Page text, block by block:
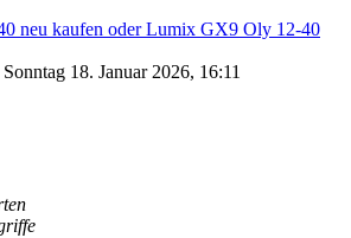
neu kaufen oder Lumix GX9 Oly 12-40
Sonntag 18. Januar 2026, 16:11